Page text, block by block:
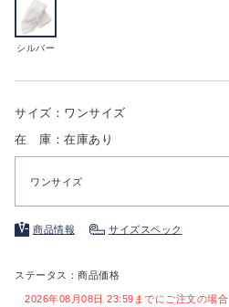
シルバー
サイズ：ワンサイズ
在 庫：在庫あり
ワンサイズ
商品情報 サイズスペック
ステータス：商品価格
2026年08月08日 23:59までにご注文の場合